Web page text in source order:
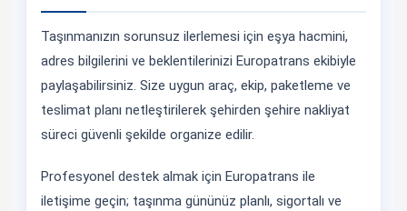
Taşınmanızın sorunsuz ilerlemesi için eşya hacmini,
adres bilgilerini ve beklentilerinizi Europatrans ekibiyle
paylaşabilirsiniz. Size uygun araç, ekip, paketleme ve
teslimat planı netleştirilerek şehirden şehire nakliyat
süreci güvenli şekilde organize edilir.
Profesyonel destek almak için Europatrans ile
iletişime geçin; taşınma gününüz planlı, sigortalı ve